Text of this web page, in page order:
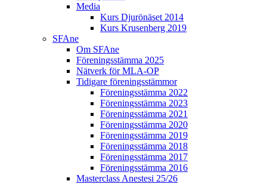
Media
Kurs Djurönäset 2014
Kurs Krusenberg 2019
SFAne
Om SFAne
Föreningsstämma 2025
Nätverk för MLA-OP
Tidigare föreningsstämmor
Föreningsstämma 2022
Föreningsstämma 2023
Föreningsstämma 2021
Föreningsstämma 2020
Föreningsstämma 2019
Föreningsstämma 2018
Föreningsstämma 2017
Föreningsstämma 2016
Masterclass Anestesi 25/26